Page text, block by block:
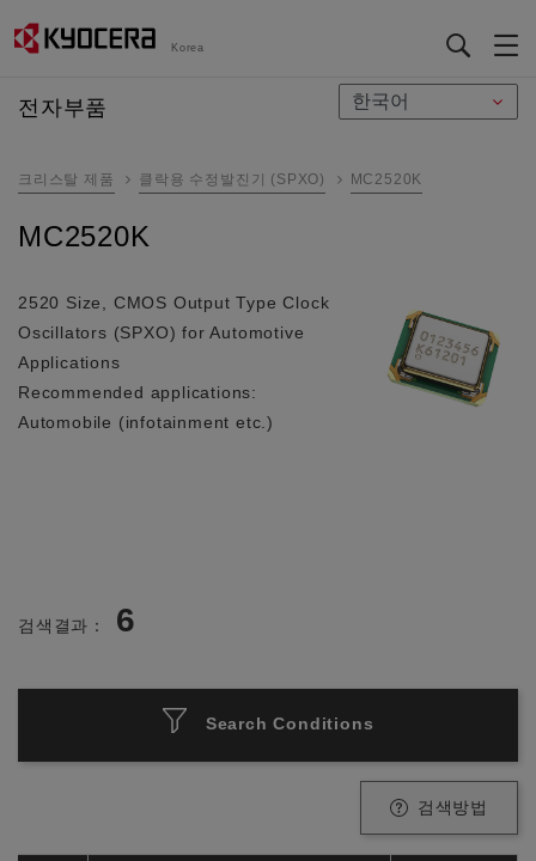
Korea
전자부품
크리스탈 제품 클락용 수정발진기 (SPXO) MC2520K
MC2520K
2520 Size, CMOS Output Type Clock
Oscillators (SPXO) for Automotive
Applications
Recommended applications:
Automobile (infotainment etc.)
검색결과： 6
Search Conditions
검색방법